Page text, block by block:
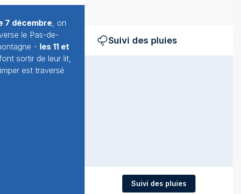
7 décembre, on
le Pas-de-
- les 11 et
sortir de leur lit,
est traversé
Suivi des pluies
Suivi des pluies